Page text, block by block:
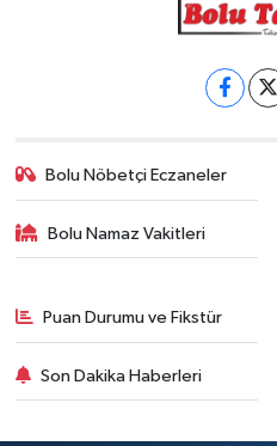
Bolu Nöbetçi Eczaneler
Bolu Namaz Vakitleri
Puan Durumu ve Fikstür
Son Dakika Haberleri